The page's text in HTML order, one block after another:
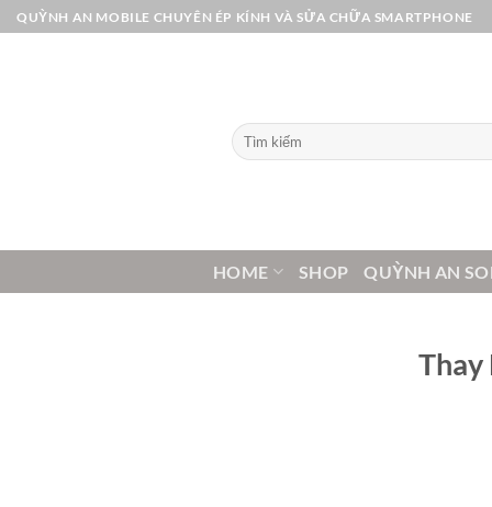
Bỏ
qua
QUỲNH AN MOBILE CHUYÊN ÉP KÍNH VÀ SỬA CHỮA SMARTPHONE
Tìm
kiếm:
HOME SHOP QUỲNH AN
Thay